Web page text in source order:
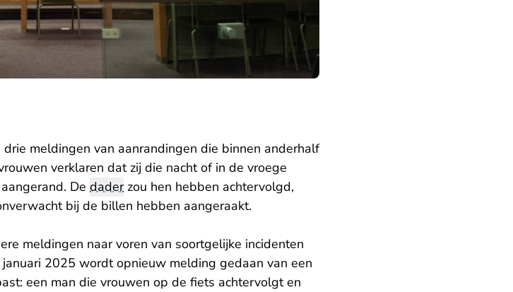
meldingen van aanrandingen die binnen anderhalf
verklaren dat zij die nacht of in de vroege
De daderzou hen hebben achtervolgd,
bij de billen hebben aangeraakt.
meldingen naar voren van soortgelijke incidenten
2025 wordt opnieuw melding gedaan van een
een man die vrouwen op de fiets achtervolgt en